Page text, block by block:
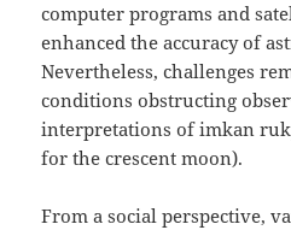
computer programs and
enhanced the accuracy of
Nevertheless, challenges
conditions obstructing
interpretations of imkan
for the crescent moon).
From a social perspective,